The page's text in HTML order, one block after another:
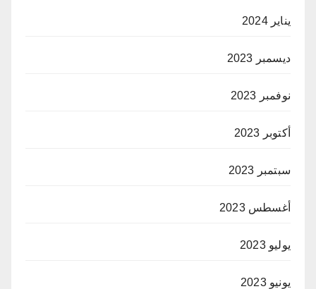
يناير 2024
ديسمبر 2023
نوفمبر 2023
أكتوبر 2023
سبتمبر 2023
أغسطس 2023
يوليو 2023
يونيو 2023